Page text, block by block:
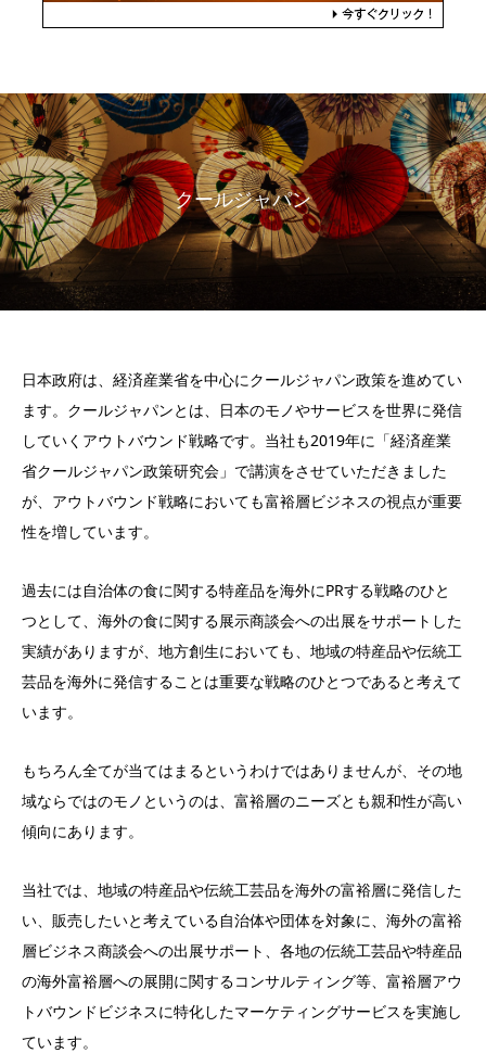
クールジャパン
日本政府は、経済産業省を中心にクールジャパン政策を進めてい
ます。クールジャパンとは、日本のモノやサービスを世界に発信
していくアウトバウンド戦略です。当社も2019年に「経済産業
省クールジャパン政策研究会」で講演をさせていただきました
が、アウトバウンド戦略においても富裕層ビジネスの視点が重要
性を増しています。
過去には自治体の食に関する特産品を海外にPRする戦略のひと
つとして、海外の食に関する展示商談会への出展をサポートした
実績がありますが、地方創生においても、地域の特産品や伝統工
芸品を海外に発信することは重要な戦略のひとつであると考えて
います。
もちろん全てが当てはまるというわけではありませんが、その地
域ならではのモノというのは、富裕層のニーズとも親和性が高い
傾向にあります。
当社では、地域の特産品や伝統工芸品を海外の富裕層に発信した
い、販売したいと考えている自治体や団体を対象に、海外の富裕
層ビジネス商談会への出展サポート、各地の伝統工芸品や特産品
の海外富裕層への展開に関するコンサルティング等、富裕層アウ
トバウンドビジネスに特化したマーケティングサービスを実施し
ています。